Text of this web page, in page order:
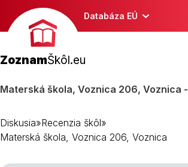
Databáza EÚ
ZoznamŠkôl.eu
Materská škola, Voznica 206, Voznica
Diskusia»Recenzia škôl»
Materská škola, Voznica 206, Voznica